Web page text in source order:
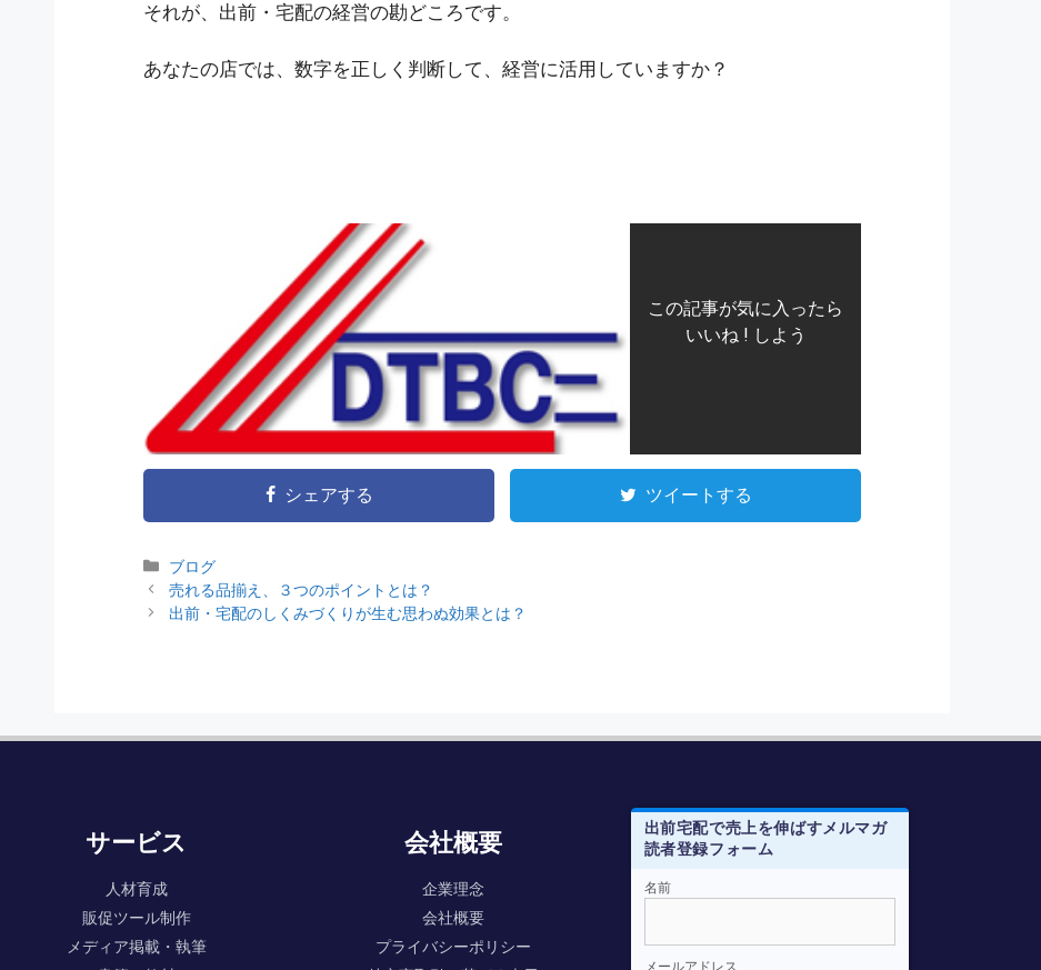
それが、出前・宅配の経営の勘どころです。
あなたの店では、数字を正しく判断して、経営に活用していますか？
この記事が気に入ったら
いいね ! しよう
シェアする ツイートする
ブログ
売れる品揃え、３つのポイントとは？
出前・宅配のしくみづくりが生む思わぬ効果とは？
サービス
人材育成
販促ツール制作
メディア掲載・執筆
会社概要
企業理念
会社概要
プライバシーポリシー
出前宅配で売上を伸ばすメルマガ
読者登録フォーム
名前
メールアドレス
メルマガ登録はこちらから